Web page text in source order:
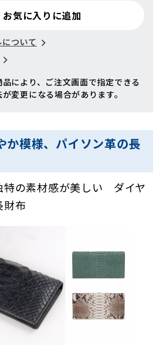
お気に入りに追加
ついて
により、ご注文画面で指定できる
変更になる場合があります。
か模様、パイソン革の長
特の素材感が美しい ダイヤ
財布